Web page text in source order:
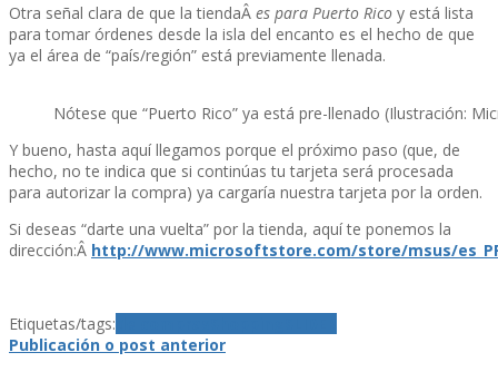
Otra señal clara de que la tiendaÂ es para Puerto Rico y está lista
para tomar órdenes desde la isla del encanto es el hecho de que
ya el área de “paí­s/región” está previamente llenada.
Nótese que “Puerto Rico” ya está pre-llenado (Ilustración:
Y bueno, hasta aquí­ llegamos porque el próximo paso (que, de
hecho, no te indica que si continúas tu tarjeta será procesada
para autorizar la compra) ya cargarí­a nuestra tarjeta por la orden.
Si deseas “darte una vuelta” por la tienda, aquí­ te ponemos la
dirección:Â http://www.microsoftstore.com/store/msus/
Etiquetas/tags:
Publicación o post anterior